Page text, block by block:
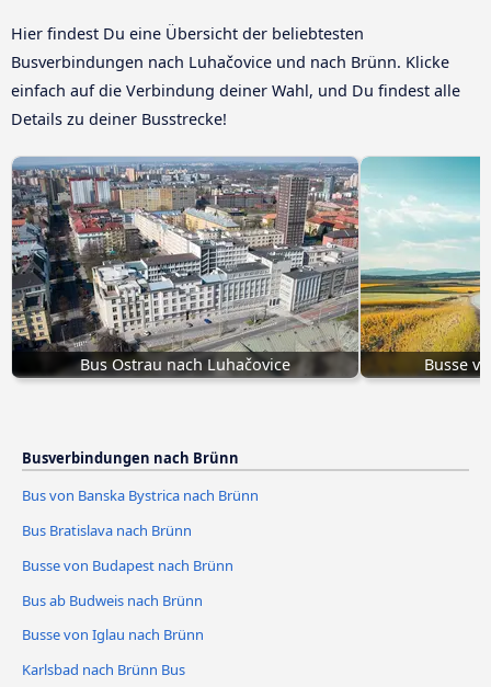
Hier findest Du eine Übersicht der beliebtesten
Busverbindungen nach Luhačovice und nach Brünn. Klicke
einfach auf die Verbindung deiner Wahl, und Du findest alle
Details zu deiner Busstrecke!
Bus Ostrau nach Luhačovice Busse
Busverbindungen nach Brünn
Bus von Banska Bystrica nach Brünn
Bus Bratislava nach Brünn
Busse von Budapest nach Brünn
Bus ab Budweis nach Brünn
Busse von Iglau nach Brünn
Karlsbad nach Brünn Bus